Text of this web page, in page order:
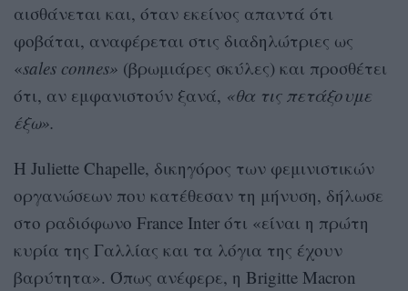
αισθάνεται και, όταν εκείνος απαντά ότι
φοβάται, αναφέρεται στις διαδηλώτριες ως
«sales connes» (βρωμιάρες σκύλες) και προσθέτει
ότι, αν εμφανιστούν ξανά, «θα τις πετάξουμε
έξω».
Η Juliette Chapelle, δικηγόρος των φεμινιστικών
οργανώσεων που κατέθεσαν τη μήνυση, δήλωσε
στο ραδιόφωνο France Inter ότι «είναι η πρώτη
κυρία της Γαλλίας και τα λόγια της έχουν
βαρύτητα». Όπως ανέφερε, η Brigitte Macron